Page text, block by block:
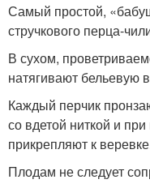
Самый простой,
стручкового перца-
В сухом,
натягивают бельевую
Каждый перчик
со вдетой ниткой и
прикрепляют к
Плодам не следует